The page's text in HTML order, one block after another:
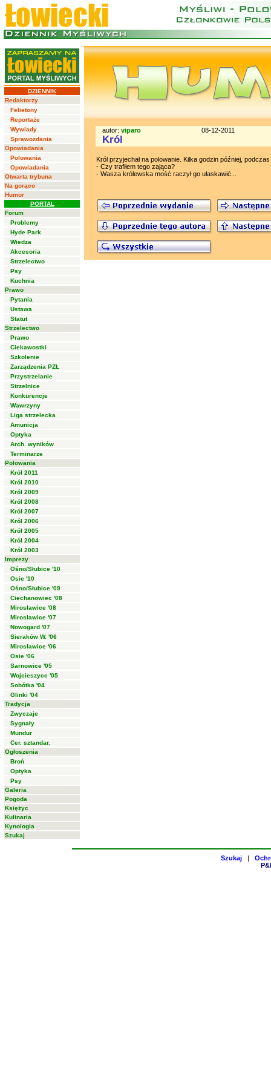
DZIENNIK
Redaktorzy
Felietony
Reportaże
Wywiady
Sprawozdania
Opowiadania
Polowania
Opowiadania
Otwarta trybuna
Na gorąco
Humor
PORTAL
Forum
Problemy
Hyde Park
Wiedza
Akcesoria
Strzelectwo
Psy
Kuchnia
Prawo
Pytania
Ustawa
Statut
Strzelectwo
Prawo
Ciekawostki
Szkolenie
Zarządzenia PZŁ
Przystrzelanie
Strzelnice
Konkurencje
Wawrzyny
Liga strzelecka
Amunicja
Optyka
Arch. wyników
Terminarze
Polowania
Król 2011
Król 2010
Król 2009
Król 2008
Król 2007
Król 2006
Król 2005
Król 2004
Król 2003
Imprezy
Ośno/Słubice '10
Osie '10
Ośno/Słubice '09
Ciechanowiec '08
Mirosławice '08
Mirosławice '07
Nowogard '07
Sieraków W. '06
Mirosławice '06
Osie '06
Sarnowice '05
Wojcieszyce '05
Sobótka '04
Glinki '04
Tradycja
Zwyczaje
Sygnały
Mundur
Cer. sztandar.
Ogłoszenia
Broń
Optyka
Psy
Galeria
Pogoda
Księżyc
Kulinaria
Kynologia
Szukaj
autor: viparo 08-12-2011
Król
Król przyjechał na polowanie. Kilka godzin później,
- Czy trafiłem tego zająca?
- Wasza królewska mość raczył go ułaskawić...
Szukaj |